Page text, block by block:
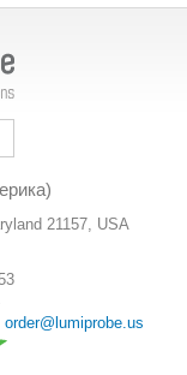
21157, USA
order@lumiprobe.us